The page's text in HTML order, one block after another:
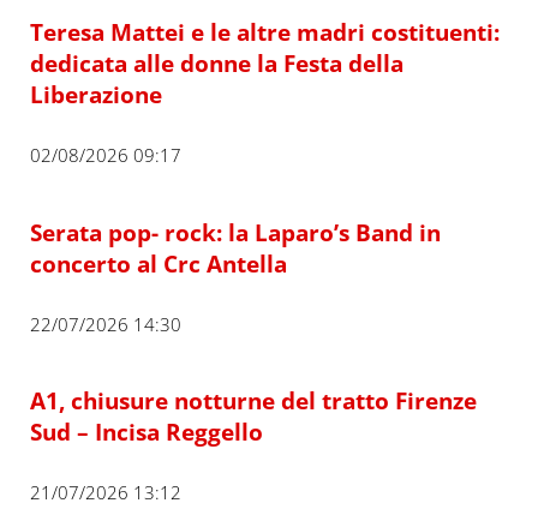
Teresa Mattei e le altre madri costituenti:
dedicata alle donne la Festa della
Liberazione
02/08/2026 09:17
Serata pop- rock: la Laparo’s Band in
concerto al Crc Antella
22/07/2026 14:30
A1, chiusure notturne del tratto Firenze
Sud – Incisa Reggello
21/07/2026 13:12